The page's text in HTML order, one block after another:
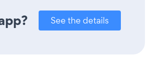
See the details